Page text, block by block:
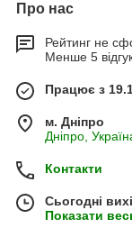
Про нас
Рейтинг не
Менше 5
Працює з
м. Дніпро
Дніпро,
Контакти
Сьогодні
Показати